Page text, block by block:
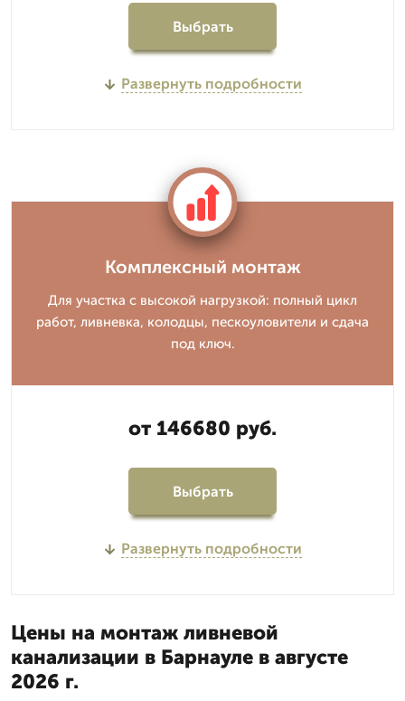
Выбрать
Развернуть подробности
Комплексный монтаж
Для участка с высокой нагрузкой: полный цикл
работ, ливневка, колодцы, пескоуловители и сдача
под ключ.
от 146680 руб.
Выбрать
Развернуть подробности
Цены на монтаж ливневой
канализации в Барнауле в августе
2026 г.